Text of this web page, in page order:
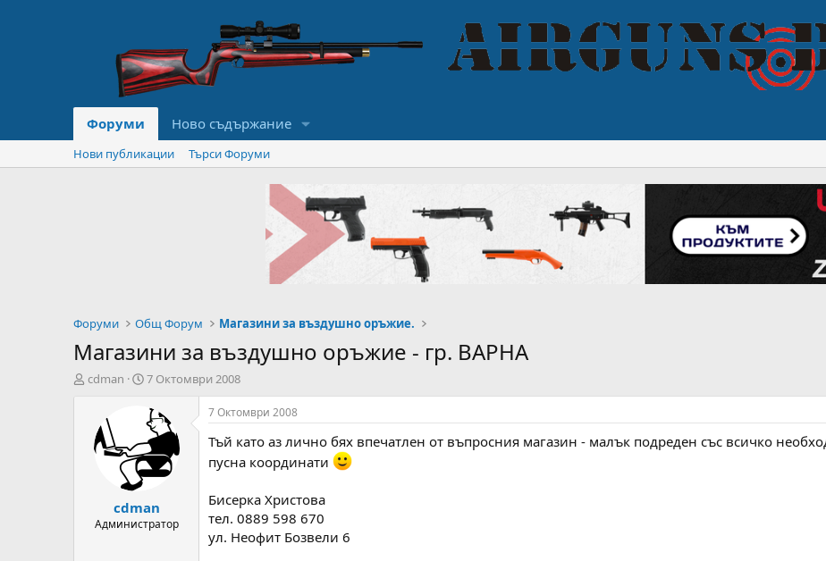
Форуми Ново съдържание
Нови публикации Търси Форуми
Форуми Общ Форум Магазини за въздушно оръжие.
Магазини за въздушно оръжие - гр. ВАРНА
А
м
cdman
Н
ч
а
л
н
а
а
т
7 Октомври 2008
cdman
Администратор
7 Октомври 2008
Тъй като аз лично бях впечатлен от въпросния магазин - малък подреден със всичко
пусна координати
Бисерка Христова
тел. 0889 598 670
ул. Неофит Бозвели 6